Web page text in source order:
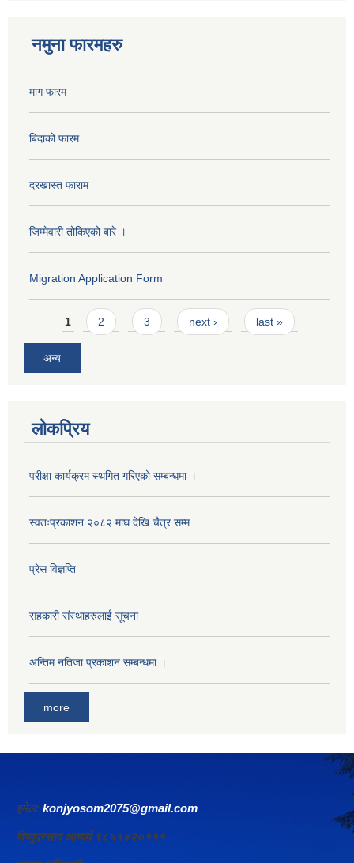
नमुना फारमहरु
माग फारम
बिदाको फारम
दरखास्त फाराम
जिम्मेवारी तोकिएको बारे ।
Migration Application Form
Pages
1 2 3 next › last »
अन्य
लोकप्रिय
परीक्षा कार्यक्रम स्थगित गरिएको सम्बन्धमा ।
स्वतःप्रकाशन २०८२ माघ देखि चैत्र सम्म
प्रेस विज्ञप्ति
सहकारी संस्थाहरुलाई सूचना
अन्तिम नतिजा प्रकाशन सम्बन्धमा ।
more
इमेल: konjyosom2075@gmail.com
विष्णुप्रसाद आचार्य ९८५१४२०१११